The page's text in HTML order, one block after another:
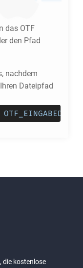
das OTF
den Pfad
nachdem
Dateipfad
die kostenlose